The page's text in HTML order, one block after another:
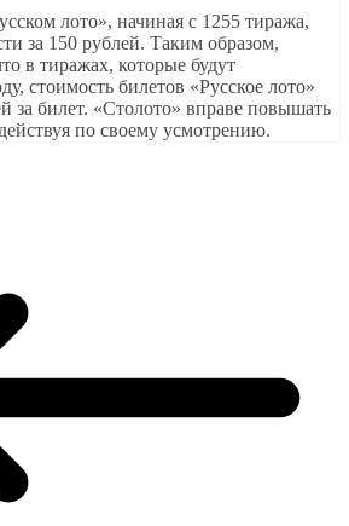
лото», начиная с 1255 тиража,
за 150 рублей. Таким образом,
в тиражах, которые будут
стоимость билетов «Русское лото»
за билет. «Столото» вправе повышать
по своему усмотрению.